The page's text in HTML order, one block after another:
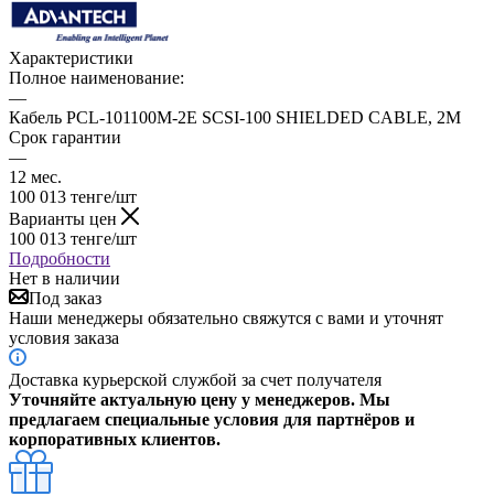
Характеристики
Полное наименование:
—
Кабель PCL-101100M-2E SCSI-100 SHIELDED CABLE, 2M
Срок гарантии
—
12 мес.
100 013 тенге/шт
Варианты цен
100 013 тенге/шт
Подробности
Нет в наличии
Под заказ
Наши менеджеры обязательно свяжутся с вами и уточнят
условия заказа
Доставка курьерской службой за счет получателя
Уточняйте актуальную цену у менеджеров. Мы
предлагаем специальные условия для партнёров и
корпоративных клиентов.